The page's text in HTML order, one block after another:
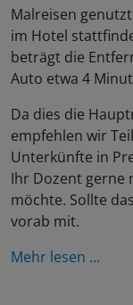
Malreisen
im Hotel
beträgt die
Auto etwa 4
Da dies die
empfehlen wir
Unterkünfte in
Ihr Dozent gerne
möchte. Sollte
vorab mit.
Mehr lesen ...